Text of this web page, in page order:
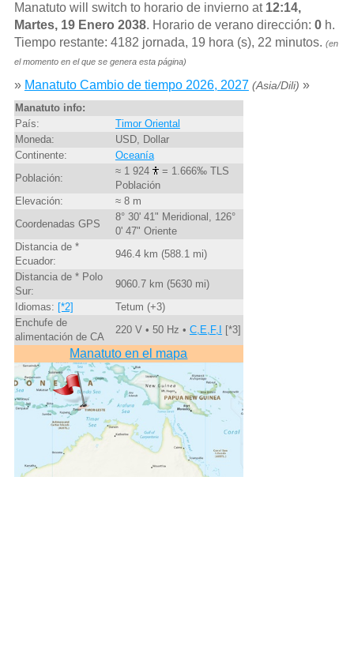
Manatuto will switch to horario de invierno at 12:14,
Martes, 19 Enero 2038. Horario de verano dirección: 0h.
Tiempo restante: 4182 jornada, 19 hora (s), 22 minutos. (en
el momento en el que se genera esta página)
» Manatuto Cambio de tiempo 2026, 2027 (Asia/Dili) »
Manatuto info:
País:
Timor Oriental
Moneda:
USD, Dollar
Continente:
Oceanía
Población:
≈ 1 924
= 1.666‰ TLS
Población
Elevación:
≈ 8 m
Coordenadas GPS
8° 30' 41" Meridional, 126°
0' 47" Oriente
Distancia de *
Ecuador:
946.4 km (588.1 mi)
Distancia de * Polo
Sur:
9060.7 km (5630 mi)
Idiomas: [*2]
Tetum (+3)
Enchufe de
alimentación de CA
220 V • 50 Hz • C,E,F,I [*3]
Manatuto en el mapa